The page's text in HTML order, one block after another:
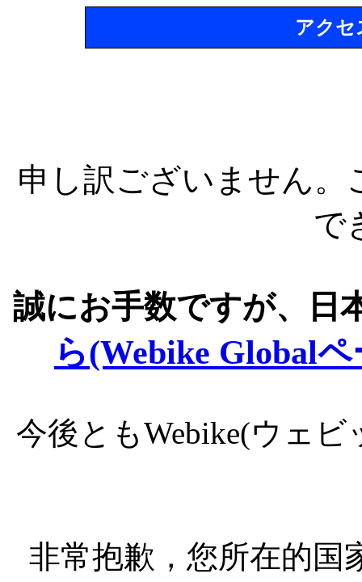
アクセ
申し訳ございません
で
誠にお手数ですが、日
ら(Webike Global
今後ともWebike(ウェ
非常抱歉，您所在的国